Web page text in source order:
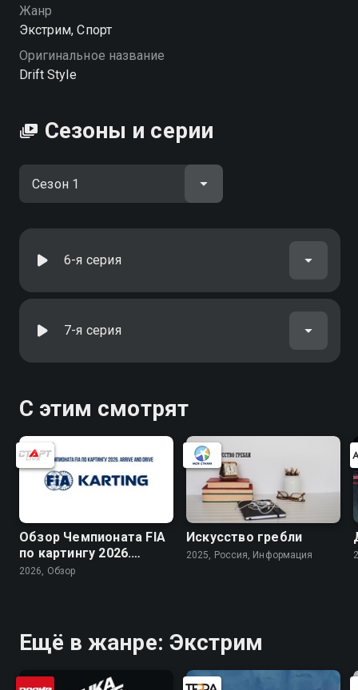
Посмотреть онлайн 1 сезон сериала Дрифт вы
можете совершенно бесплатно в хорошем HD
качестве на Смотрёшке
Жанр
Экстрим, Спорт
Оригинальное название
Drift Style
Сезоны и серии
6-я серия
7-я серия
С этим смотрят
Обзор Чемпионата FIA
по картингу 2026.
Arrive and Drive
2026, Обзор
Искусство гребли
2025, Россия, Информация
Ещё в жанре: Экстрим